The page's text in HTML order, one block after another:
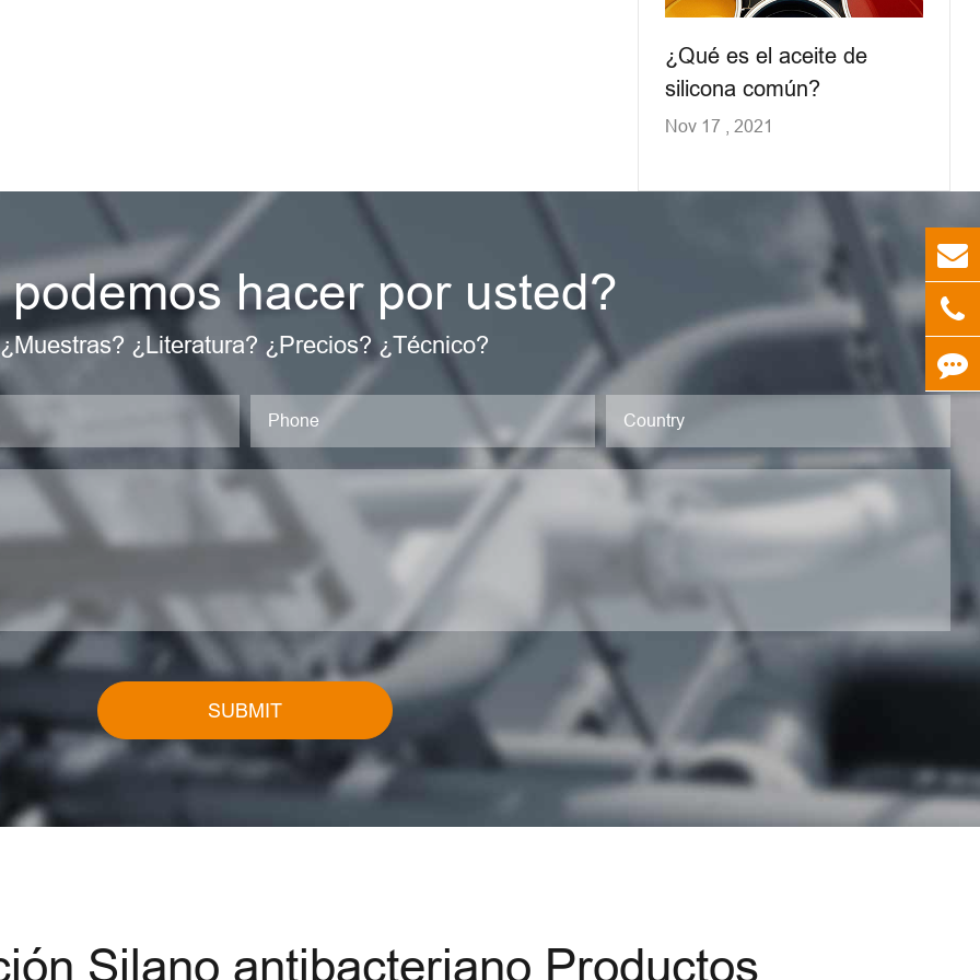
¿Qué es el aceite de
silicona común?
Nov 17 , 2021
hacer por usted?
¿Muestras? ¿Literatura? ¿Precios? ¿Técnico?
SUBMIT
Silano antibacteriano Productos